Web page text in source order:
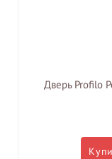
Дверь Profilo